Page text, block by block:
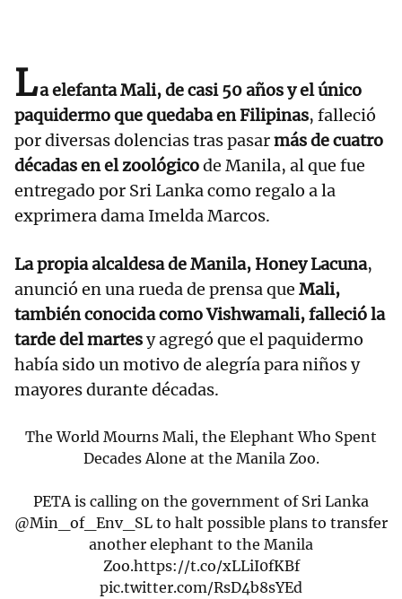
La elefanta Mali, de casi 50 años y el único
paquidermo que quedaba en Filipinas, falleció
por diversas dolencias tras pasarmás de cuatro
décadas en el zoológicode Manila, al que fue
entregado por Sri Lanka como regalo a la
exprimera dama Imelda Marcos.
La propia alcaldesa de Manila, Honey Lacuna,
anunció en una rueda de prensa que Mali,
también conocida como Vishwamali, falleció la
tarde del martesy agregó que el paquidermo
había sido un motivo de alegría para niños y
mayores durante décadas.
The World Mourns Mali, the Elephant Who Spent
Decades Alone at the Manila Zoo.
PETA is calling on the government of Sri Lanka
@Min_of_Env_SL to halt possible plans to transfer
another elephant to the Manila
Zoo.https://t.co/xLLiI0fKBf
pic.twitter.com/RsD4b8sYEd